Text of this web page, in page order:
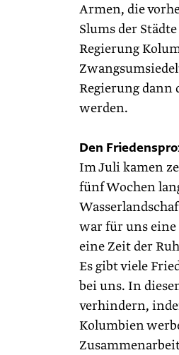
Armen, die
Slums der
Regierung
Regierung
werden.
Den
Im Juli kamen
fünf Wochen
war für uns eine
eine Zeit der
Es gibt viele
bei uns. In
verhindern,
Kolumbien